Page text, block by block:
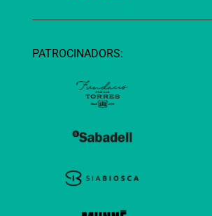
PATROCINADORS: